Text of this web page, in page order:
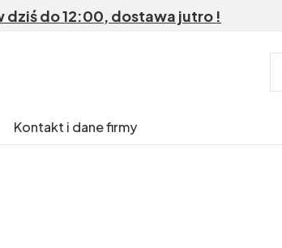
dziś do 12:00, dostawa jutro !
Kontakt i dane firmy